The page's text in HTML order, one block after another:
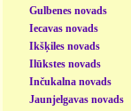
Gulbenes novads
Iecavas novads
Ikšķiles novads
Ilūkstes novads
Inčukalna novads
Jaunjelgavas novads